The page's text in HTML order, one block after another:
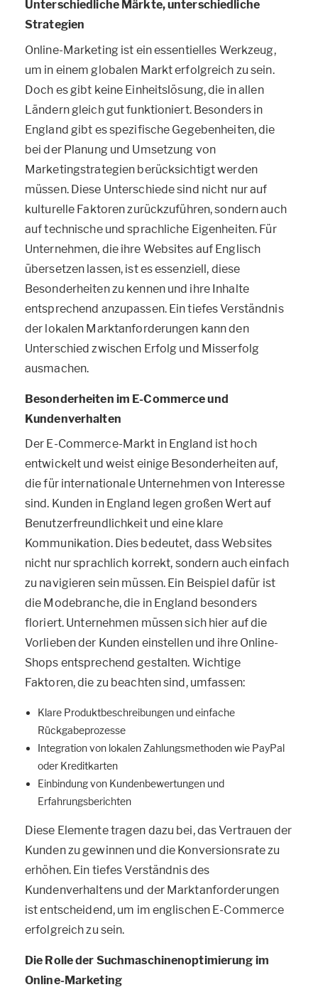
Unterschiedliche Märkte, unterschiedliche
Strategien
Online-Marketing ist ein essentielles Werkzeug,
um in einem globalen Markt erfolgreich zu sein.
Doch es gibt keine Einheitslösung, die in allen
Ländern gleich gut funktioniert. Besonders in
England gibt es spezifische Gegebenheiten, die
bei der Planung und Umsetzung von
Marketingstrategien berücksichtigt werden
müssen. Diese Unterschiede sind nicht nur auf
kulturelle Faktoren zurückzuführen, sondern auch
auf technische und sprachliche Eigenheiten. Für
Unternehmen, die ihre Websites auf Englisch
übersetzen lassen, ist es essenziell, diese
Besonderheiten zu kennen und ihre Inhalte
entsprechend anzupassen. Ein tiefes Verständnis
der lokalen Marktanforderungen kann den
Unterschied zwischen Erfolg und Misserfolg
ausmachen.
Besonderheiten im E-Commerce und
Kundenverhalten
Der E-Commerce-Markt in England ist hoch
entwickelt und weist einige Besonderheiten auf,
die für internationale Unternehmen von Interesse
sind. Kunden in England legen großen Wert auf
Benutzerfreundlichkeit und eine klare
Kommunikation. Dies bedeutet, dass Websites
nicht nur sprachlich korrekt, sondern auch einfach
zu navigieren sein müssen. Ein Beispiel dafür ist
die Modebranche, die in England besonders
floriert. Unternehmen müssen sich hier auf die
Vorlieben der Kunden einstellen und ihre Online-
Shops entsprechend gestalten. Wichtige
Faktoren, die zu beachten sind, umfassen:
Klare Produktbeschreibungen und einfache
Rückgabeprozesse
Integration von lokalen Zahlungsmethoden wie PayPal
oder Kreditkarten
Einbindung von Kundenbewertungen und
Erfahrungsberichten
Diese Elemente tragen dazu bei, das Vertrauen der
Kunden zu gewinnen und die Konversionsrate zu
erhöhen. Ein tiefes Verständnis des
Kundenverhaltens und der Marktanforderungen
ist entscheidend, um im englischen E-Commerce
erfolgreich zu sein.
Die Rolle der Suchmaschinenoptimierung im
Online-Marketing